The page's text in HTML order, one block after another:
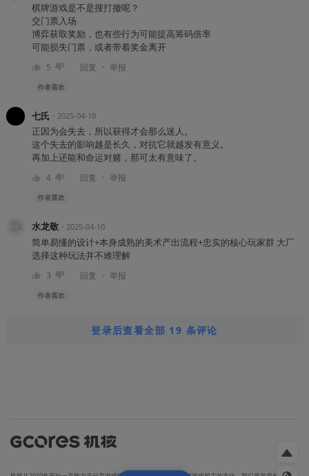
棋牌游戏是不是搜打撤呢？
交门票入场
博弈获取奖励，也有些行为可能提高筹码倍率
可能损失门票，或者带着奖金离开
5 回复 ・ 举报
作者喜欢
七氏 ・ 2025-04-10
正因为会失去，所以获得才会那么迷人。
这个失去的影响越是长久，对抗它就越发有意义。
再加上还能和命运对赌，那可太有意味了。
4 回复 ・ 举报
作者喜欢
水龙敬・ 2025-04-10
简单易懂的设计+本身成熟的美术产出流程+忠实的核心玩家群 大厂
选择这种玩法并不难理解
3 回复 ・ 举报
作者喜欢
登录后查看全部 19 条评论